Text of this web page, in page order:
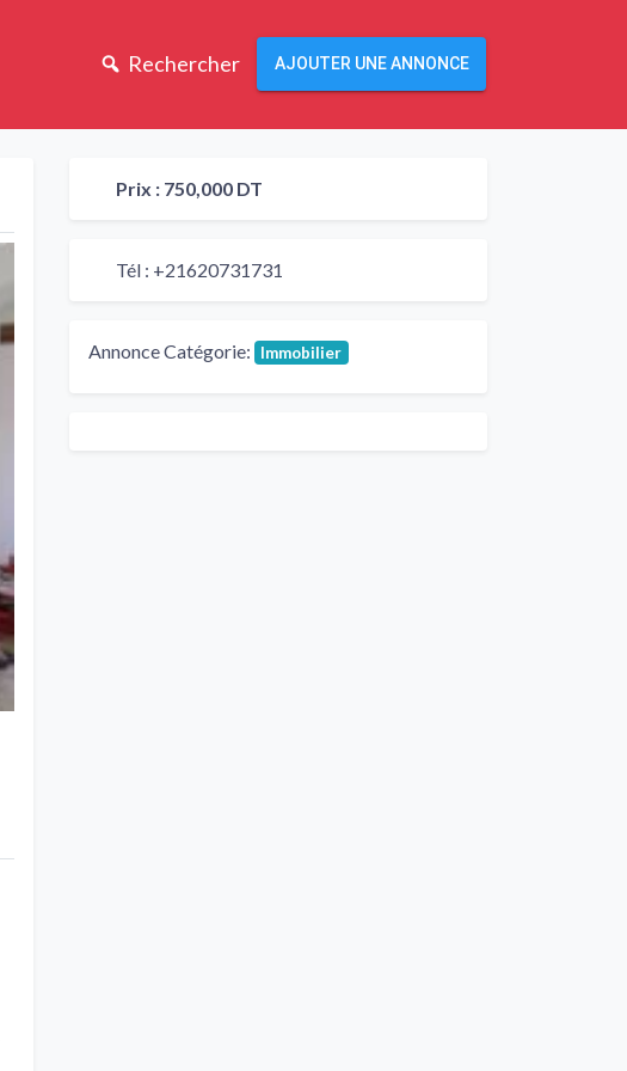
Rechercher AJOUTER UNE ANNONCE
Prix : 750,000 DT
Tél : +21620731731
Annonce Catégorie: Immobilier